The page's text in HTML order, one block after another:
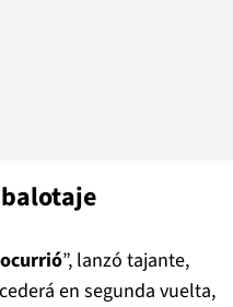
”, lanzó tajante,
en segunda vuelta,